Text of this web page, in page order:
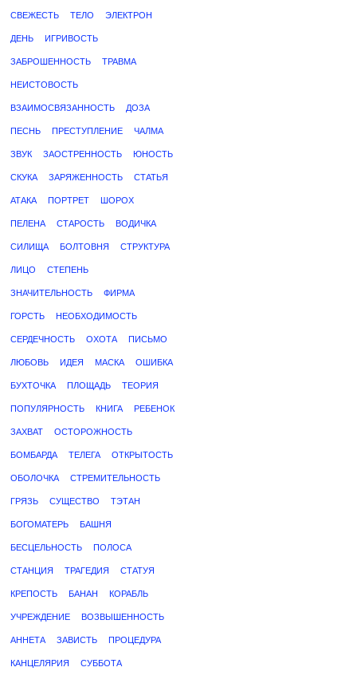
СВЕЖЕСТЬ ТЕЛО ЭЛЕКТРОН
ДЕНЬ ИГРИВОСТЬ
ЗАБРОШЕННОСТЬ ТРАВМА
НЕИСТОВОСТЬ
ВЗАИМОСВЯЗАННОСТЬ ДОЗА
ПЕСНЬ ПРЕСТУПЛЕНИЕ ЧАЛМА
ЗВУК ЗАОСТРЕННОСТЬ ЮНОСТЬ
СКУКА ЗАРЯЖЕННОСТЬ СТАТЬЯ
АТАКА ПОРТРЕТ ШОРОХ
ПЕЛЕНА СТАРОСТЬ ВОДИЧКА
СИЛИЩА БОЛТОВНЯ СТРУКТУРА
ЛИЦО СТЕПЕНЬ
ЗНАЧИТЕЛЬНОСТЬ ФИРМА
ГОРСТЬ НЕОБХОДИМОСТЬ
СЕРДЕЧНОСТЬ ОХОТА ПИСЬМО
ЛЮБОВЬ ИДЕЯ МАСКА ОШИБКА
БУХТОЧКА ПЛОЩАДЬ ТЕОРИЯ
ПОПУЛЯРНОСТЬ КНИГА РЕБЕНОК
ЗАХВАТ ОСТОРОЖНОСТЬ
БОМБАРДА ТЕЛЕГА ОТКРЫТОСТЬ
ОБОЛОЧКА СТРЕМИТЕЛЬНОСТЬ
ГРЯЗЬ СУЩЕСТВО ТЭТАН
БОГОМАТЕРЬ БАШНЯ
БЕСЦЕЛЬНОСТЬ ПОЛОСА
СТАНЦИЯ ТРАГЕДИЯ СТАТУЯ
КРЕПОСТЬ БАНАН КОРАБЛЬ
УЧРЕЖДЕНИЕ ВОЗВЫШЕННОСТЬ
АННЕТА ЗАВИСТЬ ПРОЦЕДУРА
КАНЦЕЛЯРИЯ СУББОТА